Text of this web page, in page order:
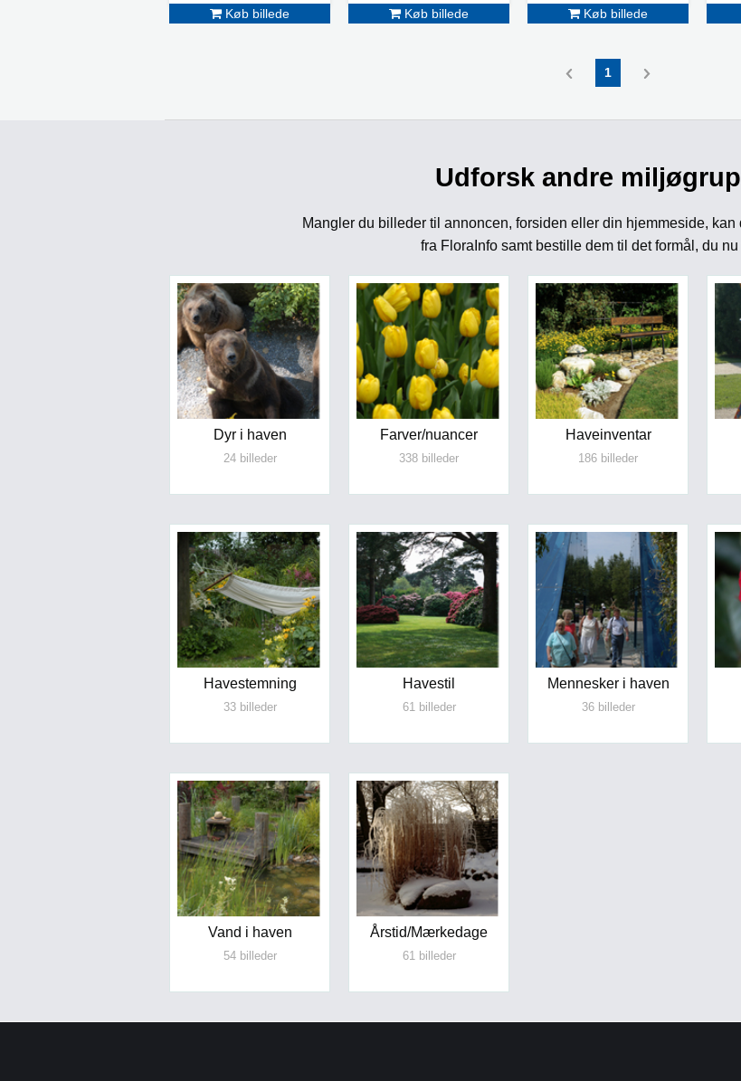
Køb billede Køb billede Køb billede
1
Udforsk andre
Mangler du billeder til annoncen, forsiden eller din hjemmeside,
fra FloraInfo samt bestille dem til det formål, du
Dyr i haven
24 billeder
Farver/nuancer
338 billeder
Haveinventar
186 billeder
Havestemning
33 billeder
Havestil
61 billeder
Mennesker i haven
36 billeder
Vand i haven
54 billeder
Årstid/Mærkedage
61 billeder